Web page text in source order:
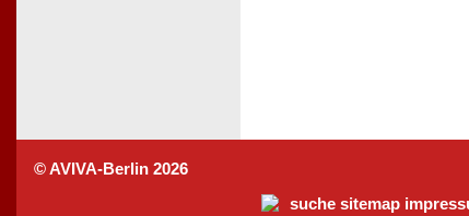
© AVIVA-Berlin 2026
suche sitemap